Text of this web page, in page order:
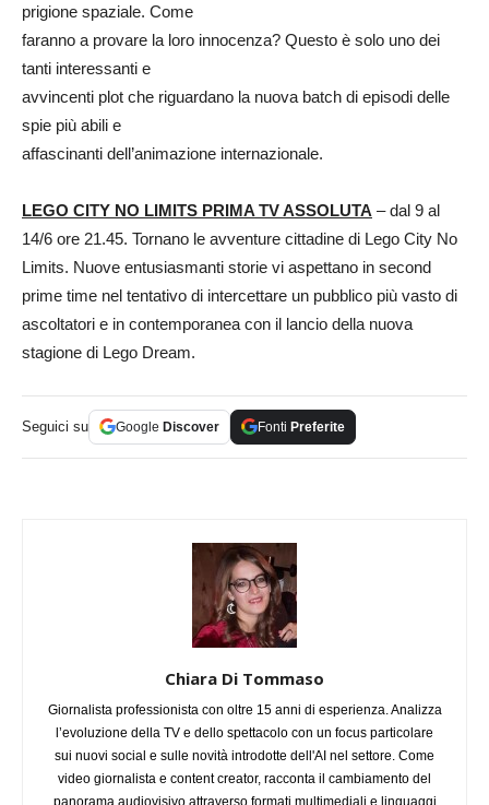
prigione spaziale. Come
faranno a provare la loro innocenza? Questo è solo uno dei
tanti interessanti e
avvincenti plot che riguardano la nuova batch di episodi delle
spie più abili e
affascinanti dell’animazione internazionale.
LEGO CITY NO LIMITS PRIMA TV ASSOLUTA – dal 9 al
14/6 ore 21.45. Tornano le avventure cittadine di Lego City No
Limits. Nuove entusiasmanti storie vi aspettano in second
prime time nel tentativo di intercettare un pubblico più vasto di
ascoltatori e in contemporanea con il lancio della nuova
stagione di Lego Dream.
Seguici su Google Discover Fonti Preferite
Chiara Di Tommaso
Giornalista professionista con oltre 15 anni di esperienza. Analizza
l’evoluzione della TV e dello spettacolo con un focus particolare
sui nuovi social e sulle novità introdotte dell'AI nel settore. Come
video giornalista e content creator, racconta il cambiamento del
panorama audiovisivo attraverso formati multimediali e linguaggi